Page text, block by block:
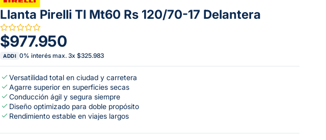
Llanta Pirelli Tl Mt60 Rs 120/70-17 Delantera
$977.950
ADDI 0% interés max. 3x $325.983
Versatilidad total en ciudad y carretera
Agarre superior en superficies secas
Conducción ágil y segura siempre
Diseño optimizado para doble propósito
Rendimiento estable en viajes largos